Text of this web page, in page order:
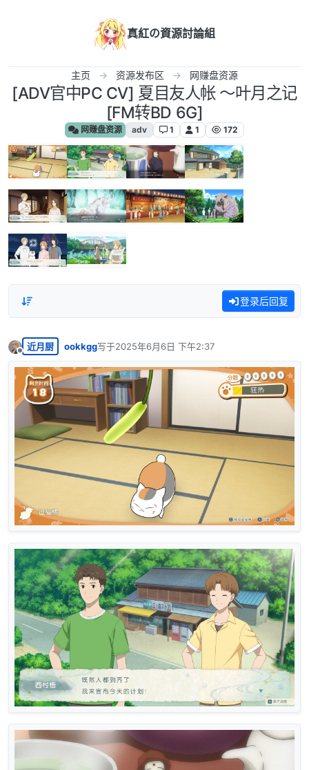
真紅の資源討論組
主页 资源发布区 网赚盘资源
[ADV官中PC CV] 夏目友人帐 ～叶月之记
[FM转BD 6G]
网赚盘资源 adv 1 1 172
登录后回复
离线
近月厨 ookkgg写于2025年6月6日 下午2:37
最后由 编辑